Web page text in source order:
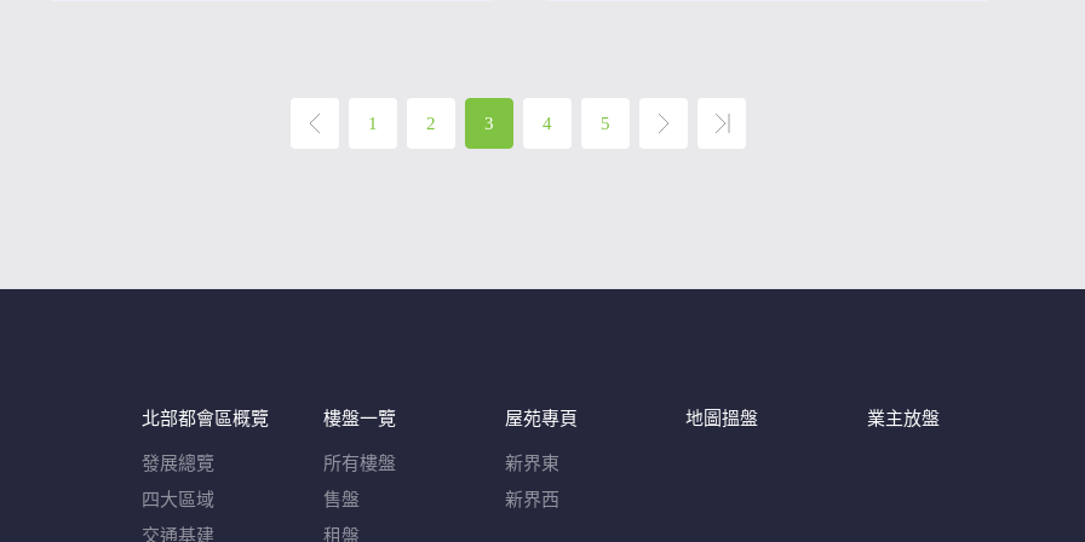
1 2 3 4 5
北部都會區概覽​
發展總覽
四大區域
交通基建
樓盤一覽
所有樓盤
售盤
租盤
屋苑專頁
新界東
新界西
地圖搵盤 業主放盤